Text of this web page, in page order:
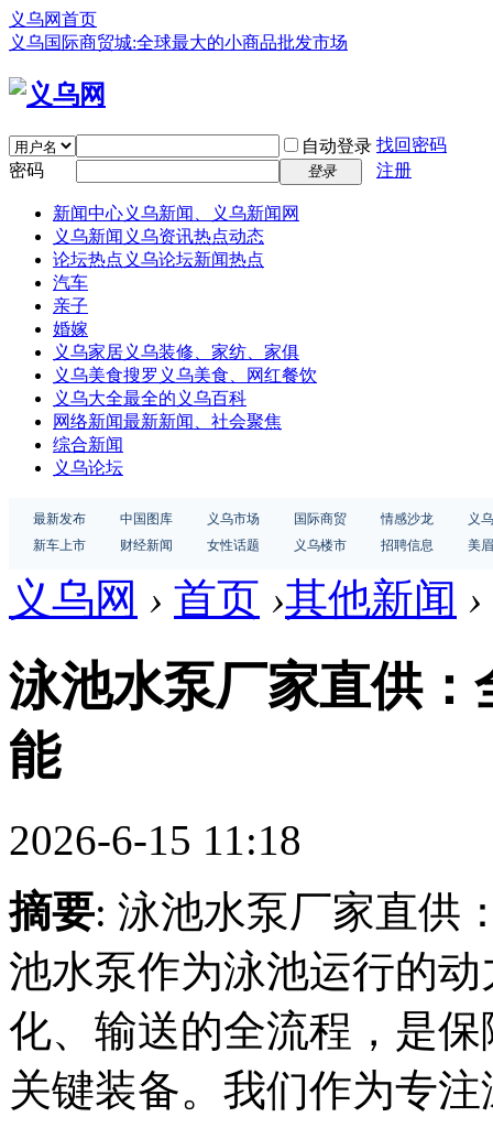
义乌网首页
义乌国际商贸城:全球最大的小商品批发市场
自动登录 找回密码
密码
登录 注册
新闻中心义乌新闻、义乌新闻网
义乌新闻 义乌资讯热点动态
论坛热点 义乌论坛新闻热点
汽车
亲子
婚嫁
义乌家居义乌装修、家纺、家俱
义乌美食搜罗义乌美食、网红餐饮
义乌大全最全的义乌百科
网络新闻最新新闻、社会聚焦
综合新闻
义乌论坛
最新发布 中国图库 义乌市场 国际商贸 情感沙龙
义
新车上市
财经新闻 女性话题 义乌楼市 招聘信息 美
义乌网 › 首页 ›其他新闻 ›
泳池水泵厂家直供
能
2026-6-15 11:18
摘要: 泳池水泵厂家直供
池水泵作为泳池运行的
化、输送的全流程，是
关键装备。我们作为专